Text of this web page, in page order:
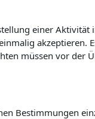
einer
müssen vor der
Bestimmungen